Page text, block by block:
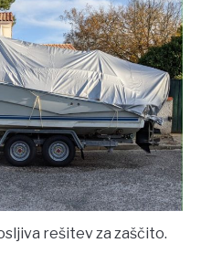
rešitev za zaščito.